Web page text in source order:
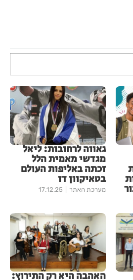
גאווה לרחובות: ליאל
מגדשי מאמית הלל
זכתה באליפות העולם
בטאיקוון דו
מערכת האתר 17.12.25
האהבה היא רק התירוץ: